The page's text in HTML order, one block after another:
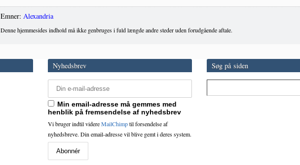
Emner: Alexandria
Denne hjemmesides indhold må ikke genbruges i fuld længde andre steder uden forudgående aftale.
Nyhedsbrev
Min email-adresse må gemmes med
henblik på fremsendelse af nyhedsbrev
Vi bruger indtil videreMailChimptil forsendelse af
nyhedsbreve. Din email-adresse vil blive gemt i deres system.
Søg på siden